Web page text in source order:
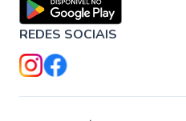
REDES SOCIAIS